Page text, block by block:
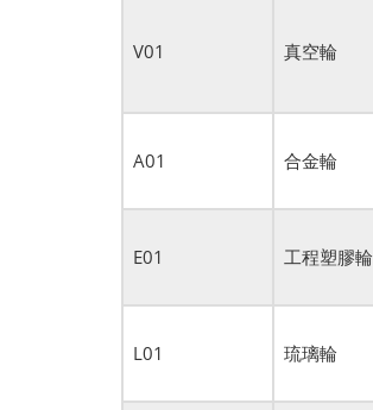
V01 真空輪
A01 合金輪
E01 工程塑膠輪
L01 琉璃輪